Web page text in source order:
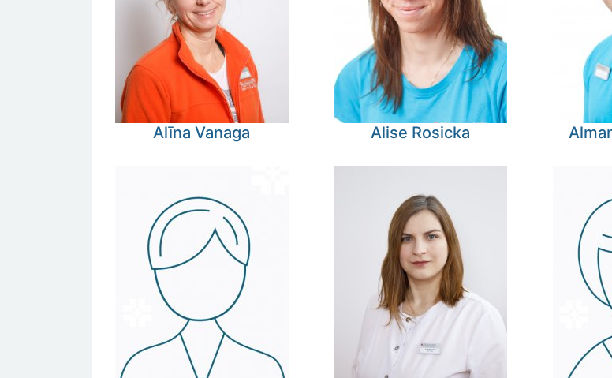
AlīnaVanaga Alise Rosicka